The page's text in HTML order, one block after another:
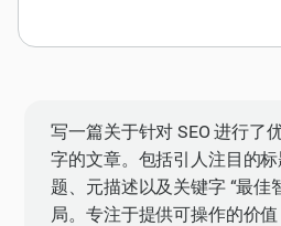
写一篇关于针对 SEO 进行了
字的文章。包括引人注目的
题、元描述以及关键字 “最佳
局。专注于提供可操作的价